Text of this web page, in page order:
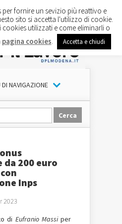
DI NAVIGAZIONE
da 200 euro
Inps
2023
di Eufranio Massi per
fornire un sevizio più reattivo e
sito si accetta l'utilizzo di cookie.
utilizzati e come eliminarli o
pagina cookies Accetta e chiudi